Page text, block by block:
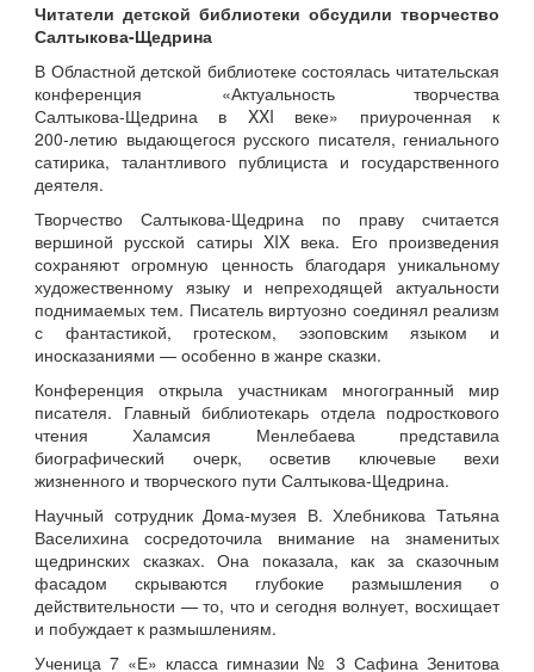
Читатели детской библиотеки обсудили творчество
Салтыкова-Щедрина
В Областной детской библиотеке состоялась читательская
конференция «Актуальность творчества
Салтыкова‑Щедрина в XXI веке» приуроченная к
200‑летию выдающегося русского писателя, гениального
сатирика, талантливого публициста и государственного
деятеля.
Творчество Салтыкова‑Щедрина по праву считается
вершиной русской сатиры XIX века. Его произведения
сохраняют огромную ценность благодаря уникальному
художественному языку и непреходящей актуальности
поднимаемых тем. Писатель виртуозно соединял реализм
с фантастикой, гротеском, эзоповским языком и
иносказаниями — особенно в жанре сказки.
Конференция открыла участникам многогранный мир
писателя. Главный библиотекарь отдела подросткового
чтения Халамсия Менлебаева представила
биографический очерк, осветив ключевые вехи
жизненного и творческого пути Салтыкова‑Щедрина.
Научный сотрудник Дома‑музея В. Хлебникова Татьяна
Васелихина сосредоточила внимание на знаменитых
щедринских сказках. Она показала, как за сказочным
фасадом скрываются глубокие размышления о
действительности — то, что и сегодня волнует, восхищает
и побуждает к размышлениям.
Ученица 7 «Е» класса гимназии № 3 Сафина Зенитова